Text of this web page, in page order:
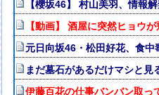
【櫻坂46】 村山美羽、情報
【動画】 酒屋に突然ヒョウ
元日向坂46・松田好花、食
まだ墓石があるだけマシと見
伊藤百花の仕事バンバン取っ